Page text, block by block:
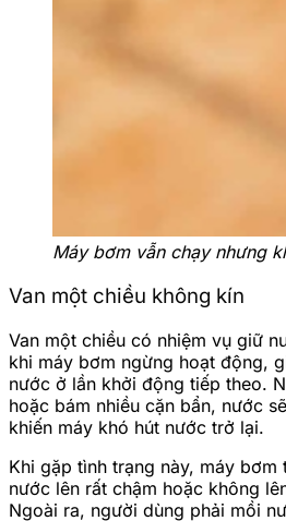
Máy bơm vẫn chạy nhưng
Van một chiều không kín
Van một chiều có nhiệm vụ giữ
khi máy bơm ngừng hoạt động,
nước ở lần khởi động tiếp theo.
hoặc bám nhiều cặn bẩn, nước
khiến máy khó hút nước trở lại.
Khi gặp tình trạng này, máy bơm
nước lên rất chậm hoặc không
Ngoài ra, người dùng phải mồi